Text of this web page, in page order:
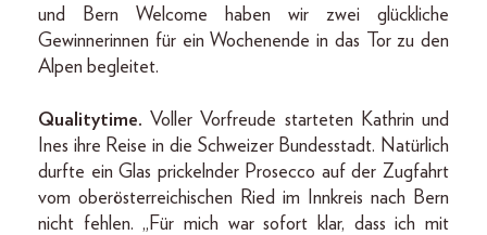
und Bern Welcome haben wir zwei glückliche
Gewinnerinnen für ein Wochenende in das Tor zu den
Alpen begleitet.
Qualitytime. Voller Vorfreude starteten Kathrin und
Ines ihre Reise in die Schweizer Bundesstadt. Natürlich
durfte ein Glas prickelnder Prosecco auf der Zugfahrt
vom oberösterreichischen Ried im Innkreis nach Bern
nicht fehlen. „Für mich war sofort klar, dass ich mit